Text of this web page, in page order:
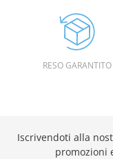
RESO GARANTITO
Iscrivendoti alla
promozioni